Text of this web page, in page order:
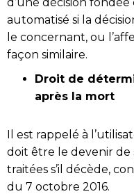
automatisé si la
le concernant, ou
façon similaire.
Droit de
après la mort
Il est rappelé à
doit être le devenir de
traitées s’il décède,
du 7 octobre 2016.